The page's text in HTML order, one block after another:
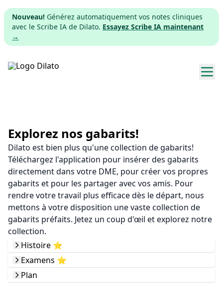
Nouveau! Générez automatiquement vos notes cliniques
avec le Scribe IA de Dilato. Essayez Scribe IA maintenant
→
Tarifs
Télécharger
App web
S'inscrire
Explorez nos gabarits!
Dilato est bien plus qu'une collection de gabarits!
Téléchargez l'application pour insérer des gabarits
directement dans votre DME, pour créer vos propres
gabarits et pour les partager avec vos amis. Pour
rendre votre travail plus efficace dès le départ, nous
mettons à votre disposition une vaste collection de
gabarits préfaits. Jetez un coup d'œil et explorez notre
collection.
Histoire ⭐️
Examens ⭐️
Plan